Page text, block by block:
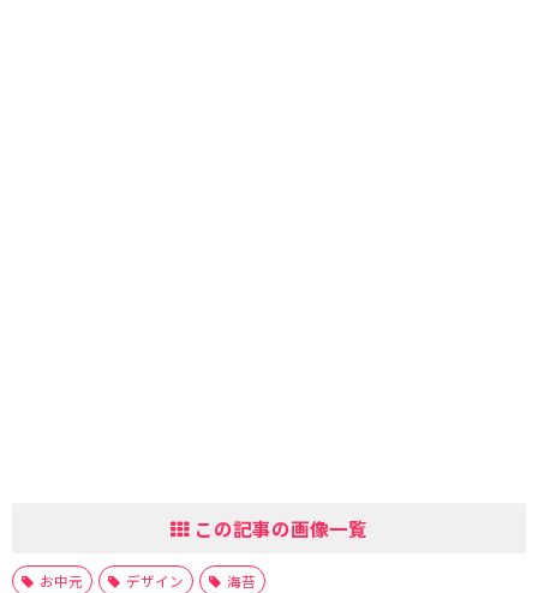
この記事の画像一覧
お中元 デザイン 海苔